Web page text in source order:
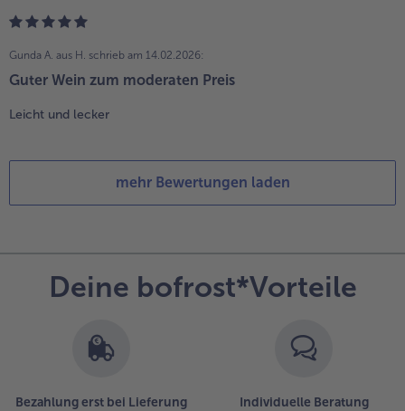
Gunda A. aus H. schrieb am 14.02.2026:
Guter Wein zum moderaten Preis
Leicht und lecker
mehr Bewertungen laden
Deine bofrost*Vorteile
Bezahlung erst bei Lieferung Individuelle Beratung